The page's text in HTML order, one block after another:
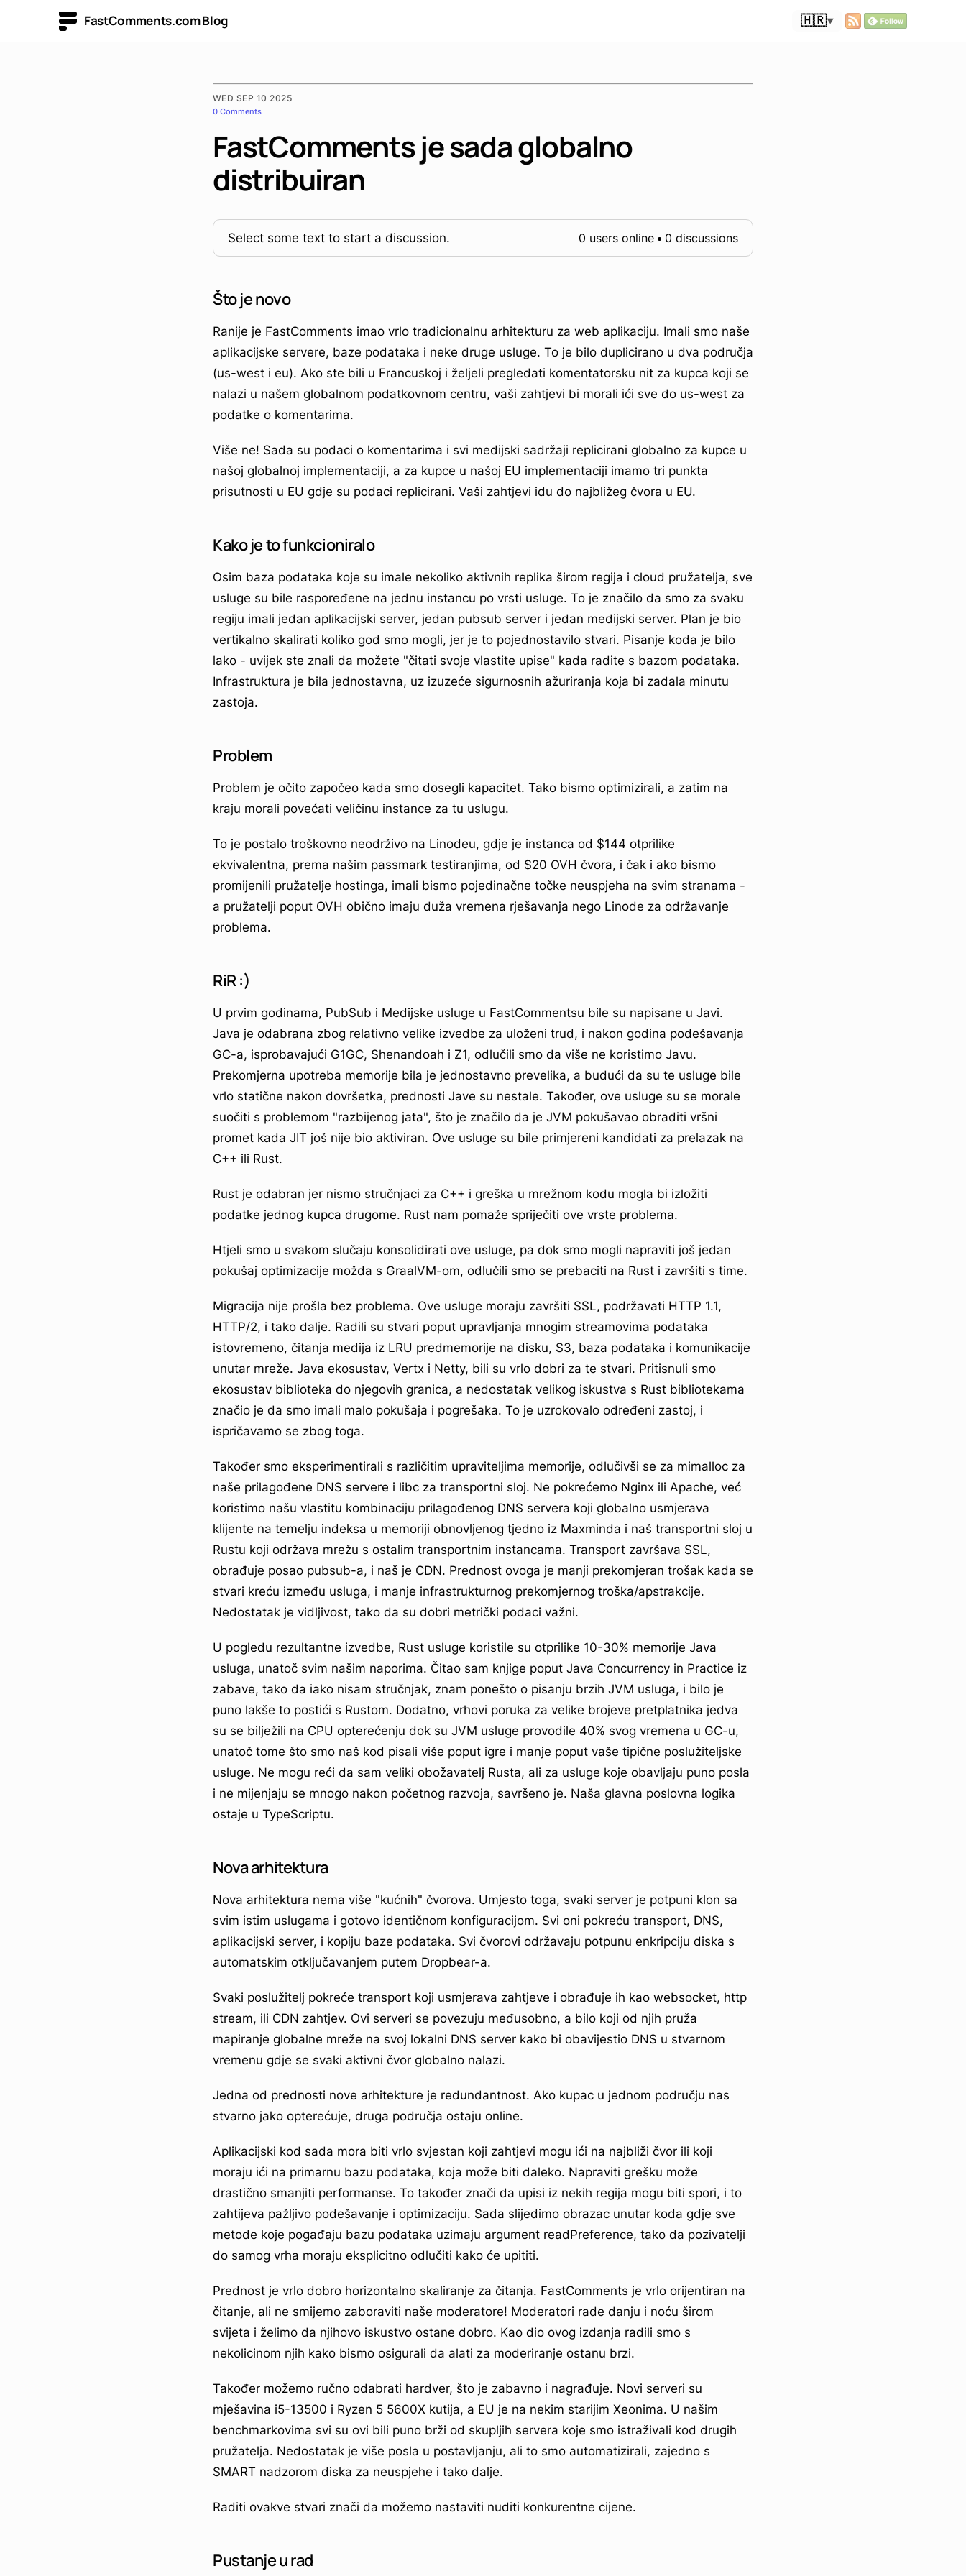
FastComments.com Blog 🇭🇷▼
WED SEP 10 2025
0 Comments
FastComments je sada globalno
distribuiran
Select some text to start a discussion. 0 users online 0 discussions
Što je novo
Ranije je FastComments imao vrlo tradicionalnu arhitekturu za web aplikaciju. Imali smo naše
aplikacijske servere, baze podataka i neke druge usluge. To je bilo duplicirano u dva područja
(us-west i eu). Ako ste bili u Francuskoj i željeli pregledati komentatorsku nit za kupca koji se
nalazi u našem globalnom podatkovnom centru, vaši zahtjevi bi morali ići sve do us-west za
podatke o komentarima.
Više ne! Sada su podaci o komentarima i svi medijski sadržaji replicirani globalno za kupce u
našoj globalnoj implementaciji, a za kupce u našoj EU implementaciji imamo tri punkta
prisutnosti u EU gdje su podaci replicirani. Vaši zahtjevi idu do najbližeg čvora u EU.
Kako je to funkcioniralo
Osim baza podataka koje su imale nekoliko aktivnih replika širom regija i cloud pružatelja, sve
usluge su bile raspoređene na jednu instancu po vrsti usluge. To je značilo da smo za svaku
regiju imali jedan aplikacijski server, jedan pubsub server i jedan medijski server. Plan je bio
vertikalno skalirati koliko god smo mogli, jer je to pojednostavilo stvari. Pisanje koda je bilo
lako - uvijek ste znali da možete "čitati svoje vlastite upise" kada radite s bazom podataka.
Infrastruktura je bila jednostavna, uz izuzeće sigurnosnih ažuriranja koja bi zadala minutu
zastoja.
Problem
Problem je očito započeo kada smo dosegli kapacitet. Tako bismo optimizirali, a zatim na
kraju morali povećati veličinu instance za tu uslugu.
To je postalo troškovno neodrživo na Linodeu, gdje je instanca od $144 otprilike
ekvivalentna, prema našim passmark testiranjima, od $20 OVH čvora, i čak i ako bismo
promijenili pružatelje hostinga, imali bismo pojedinačne točke neuspjeha na svim stranama -
a pružatelji poput OVH obično imaju duža vremena rješavanja nego Linode za održavanje
problema.
RiR :)
U prvim godinama, PubSub i Medijske usluge u FastCommentsu bile su napisane u Javi.
Java je odabrana zbog relativno velike izvedbe za uloženi trud, i nakon godina podešavanja
GC-a, isprobavajući G1GC, Shenandoah i Z1, odlučili smo da više ne koristimo Javu.
Prekomjerna upotreba memorije bila je jednostavno prevelika, a budući da su te usluge bile
vrlo statične nakon dovršetka, prednosti Jave su nestale. Također, ove usluge su se morale
suočiti s problemom "razbijenog jata", što je značilo da je JVM pokušavao obraditi vršni
promet kada JIT još nije bio aktiviran. Ove usluge su bile primjereni kandidati za prelazak na
C++ ili Rust.
Rust je odabran jer nismo stručnjaci za C++ i greška u mrežnom kodu mogla bi izložiti
podatke jednog kupca drugome. Rust nam pomaže spriječiti ove vrste problema.
Htjeli smo u svakom slučaju konsolidirati ove usluge, pa dok smo mogli napraviti još jedan
pokušaj optimizacije možda s GraalVM-om, odlučili smo se prebaciti na Rust i završiti s time.
Migracija nije prošla bez problema. Ove usluge moraju završiti SSL, podržavati HTTP 1.1,
HTTP/2, i tako dalje. Radili su stvari poput upravljanja mnogim streamovima podataka
istovremeno, čitanja medija iz LRU predmemorije na disku, S3, baza podataka i komunikacije
unutar mreže. Java ekosustav, Vertx i Netty, bili su vrlo dobri za te stvari. Pritisnuli smo
ekosustav biblioteka do njegovih granica, a nedostatak velikog iskustva s Rust bibliotekama
značio je da smo imali malo pokušaja i pogrešaka. To je uzrokovalo određeni zastoj, i
ispričavamo se zbog toga.
Također smo eksperimentirali s različitim upraviteljima memorije, odlučivši se za mimalloc za
naše prilagođene DNS servere i libc za transportni sloj. Ne pokrećemo Nginx ili Apache, već
koristimo našu vlastitu kombinaciju prilagođenog DNS servera koji globalno usmjerava
klijente na temelju indeksa u memoriji obnovljenog tjedno iz Maxminda i naš transportni sloj u
Rustu koji održava mrežu s ostalim transportnim instancama. Transport završava SSL,
obrađuje posao pubsub-a, i naš je CDN. Prednost ovoga je manji prekomjeran trošak kada se
stvari kreću između usluga, i manje infrastrukturnog prekomjernog troška/apstrakcije.
Nedostatak je vidljivost, tako da su dobri metrički podaci važni.
U pogledu rezultantne izvedbe, Rust usluge koristile su otprilike 10-30% memorije Java
usluga, unatoč svim našim naporima. Čitao sam knjige poput Java Concurrency in Practice iz
zabave, tako da iako nisam stručnjak, znam ponešto o pisanju brzih JVM usluga, i bilo je
puno lakše to postići s Rustom. Dodatno, vrhovi poruka za velike brojeve pretplatnika jedva
su se bilježili na CPU opterećenju dok su JVM usluge provodile 40% svog vremena u GC-u,
unatoč tome što smo naš kod pisali više poput igre i manje poput vaše tipične poslužiteljske
usluge. Ne mogu reći da sam veliki obožavatelj Rusta, ali za usluge koje obavljaju puno posla
i ne mijenjaju se mnogo nakon početnog razvoja, savršeno je. Naša glavna poslovna logika
ostaje u TypeScriptu.
Nova arhitektura
Nova arhitektura nema više "kućnih" čvorova. Umjesto toga, svaki server je potpuni klon sa
svim istim uslugama i gotovo identičnom konfiguracijom. Svi oni pokreću transport, DNS,
aplikacijski server, i kopiju baze podataka. Svi čvorovi održavaju potpunu enkripciju diska s
automatskim otključavanjem putem Dropbear-a.
Svaki poslužitelj pokreće transport koji usmjerava zahtjeve i obrađuje ih kao websocket, http
stream, ili CDN zahtjev. Ovi serveri se povezuju međusobno, a bilo koji od njih pruža
mapiranje globalne mreže na svoj lokalni DNS server kako bi obavijestio DNS u stvarnom
vremenu gdje se svaki aktivni čvor globalno nalazi.
Jedna od prednosti nove arhitekture je redundantnost. Ako kupac u jednom području nas
stvarno jako opterećuje, druga područja ostaju online.
Aplikacijski kod sada mora biti vrlo svjestan koji zahtjevi mogu ići na najbliži čvor ili koji
moraju ići na primarnu bazu podataka, koja može biti daleko. Napraviti grešku može
drastično smanjiti performanse. To također znači da upisi iz nekih regija mogu biti spori, i to
zahtijeva pažljivo podešavanje i optimizaciju. Sada slijedimo obrazac unutar koda gdje sve
metode koje pogađaju bazu podataka uzimaju argument readPreference, tako da pozivatelji
do samog vrha moraju eksplicitno odlučiti kako će upititi.
Prednost je vrlo dobro horizontalno skaliranje za čitanja. FastComments je vrlo orijentiran na
čitanje, ali ne smijemo zaboraviti naše moderatore! Moderatori rade danju i noću širom
svijeta i želimo da njihovo iskustvo ostane dobro. Kao dio ovog izdanja radili smo s
nekolicinom njih kako bismo osigurali da alati za moderiranje ostanu brzi.
Također možemo ručno odabrati hardver, što je zabavno i nagrađuje. Novi serveri su
mješavina i5-13500 i Ryzen 5 5600X kutija, a EU je na nekim starijim Xeonima. U našim
benchmarkovima svi su ovi bili puno brži od skupljih servera koje smo istraživali kod drugih
pružatelja. Nedostatak je više posla u postavljanju, ali to smo automatizirali, zajedno s
SMART nadzorom diska za neuspjehe i tako dalje.
Raditi ovakve stvari znači da možemo nastaviti nuditi konkurentne cijene.
Pustanje u rad